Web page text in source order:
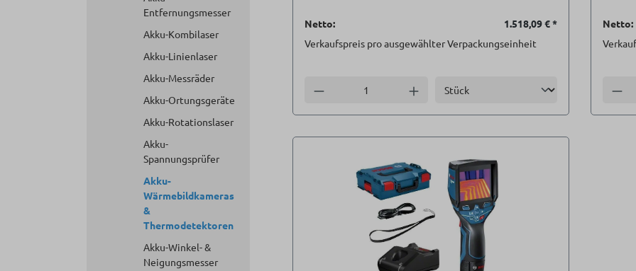
Entfernungsmesser
Akku-Kombilaser
Akku-Linienlaser
Akku-Messräder
Akku-Ortungsgeräte
Akku-Rotationslaser
Akku-
Spannungsprüfer
Akku-
Wärmebildkameras
&
Thermodetektoren
Akku-Winkel- &
Neigungsmesser
Netto: 1.518,09 €*
Verkaufspreis pro ausgewählter Verpackungseinheit
Anzahl verringern Anzahl erhöhen
Netto: